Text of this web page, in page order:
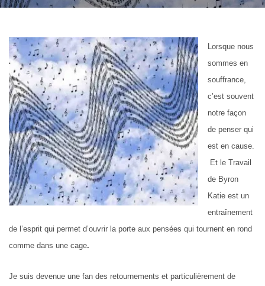
Lorsque nous
sommes en
souffrance,
c’est souvent
notre façon
de penser qui
est en cause.
Et le Travail
de Byron
Katie est un
entraînement
de l’esprit qui permet d’ouvrir la porte aux pensées qui tournent en rond
comme dans une cage.
Je suis devenue une fan des retournements et particulièrement de